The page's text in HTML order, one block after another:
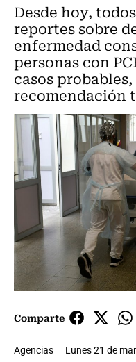
Desde hoy,
reportes sobre
enfermedad
personas con
casos
recomendación
Comparte
Agencias Lunes 21 de